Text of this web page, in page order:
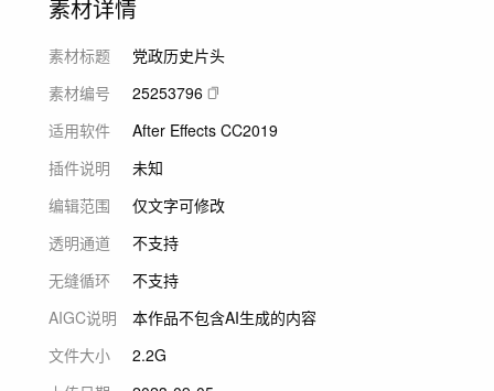
素材详情
素材标题
党政历史片头
素材编号
25253796
适用软件
After Effects CC2019
插件说明
未知
编辑范围
仅文字可修改
透明通道
不支持
无缝循环
不支持
AIGC说明
本作品不包含AI生成的内容
文件大小
2.2G